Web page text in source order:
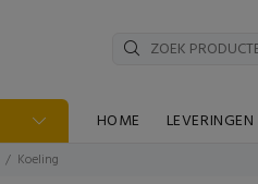
HOME LEVERINGEN
Koeling